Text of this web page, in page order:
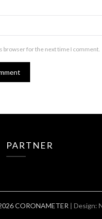
browser for the next time I comment.
PARTNER
CORONAMETER | Design: